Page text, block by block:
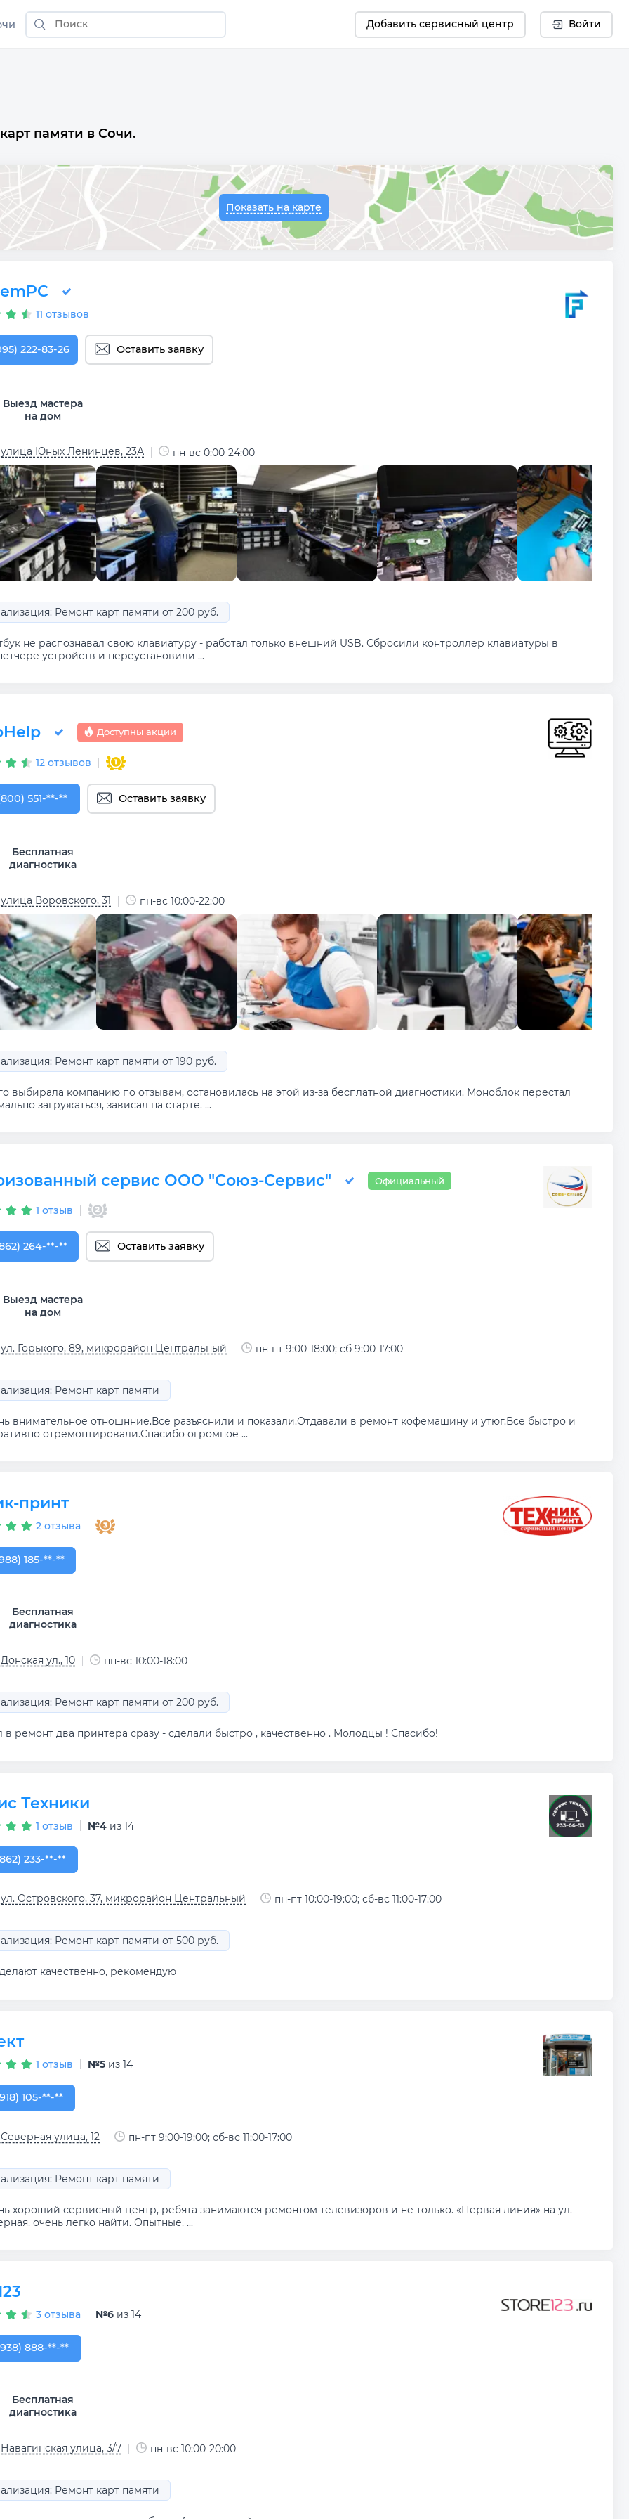
Добавить сервисный центр Войти
памяти в Сочи.
Показать на карте
11 отзывов
222-83-26 Оставить заявку
Выезд мастера
на дом
Юных Ленинцев, 23А пн-вс 0:00-24:00
Ремонт карт памяти от 200 руб.
не распознавал свою клавиатуру - работал только внешний USB. Сбросили контроллер клавиатуры в
устройств и переустановили ...
Доступны акции
12 отзывов
551-74-09
551-**-** Оставить заявку
Бесплатная
диагностика
Воровского, 31 пн-вс 10:00-22:00
Ремонт карт памяти от 190 руб.
выбирала компанию по отзывам, остановилась на этой из-за бесплатной диагностики. Моноблок перестал
загружаться, зависал на старте. ...
сервис ООО "Союз-Сервис" Официальный
1 отзыв
264-33-22
264-**-** Оставить заявку
Выезд мастера
на дом
Горького, 89, микрорайон Центральный пн-пт 9:00-18:00; сб 9:00-17:00
Ремонт карт памяти
внимательное отношнние.Все разъяснили и показали.Отдавали в ремонт кофемашину и утюг.Все быстро и
отремонтировали.Спасибо огромное ...
принт
2 отзыва
185-53-55
185-**-**
Бесплатная
диагностика
ул., 10 пн-вс 10:00-18:00
Ремонт карт памяти от 200 руб.
в ремонт два принтера сразу - сделали быстро , качественно . Молодцы ! Спасибо!
Техники
1 отзыв №4 из 14
233-66-53
233-**-**
Островского, 37, микрорайон Центральный пн-пт 10:00-19:00; сб-вс 11:00-17:00
Ремонт карт памяти от 500 руб.
качественно, рекомендую
1 отзыв №5 из 14
105-56-56
105-**-**
улица, 12 пн-пт 9:00-19:00; сб-вс 11:00-17:00
Ремонт карт памяти
хороший сервисный центр, ребята занимаются ремонтом телевизоров и не только. «Первая линия» на ул.
очень легко найти. Опытные, ...
3 отзыва №6 из 14
888-86-47
888-**-**
Бесплатная
диагностика
улица, 3/7 пн-вс 10:00-20:00
Ремонт карт памяти